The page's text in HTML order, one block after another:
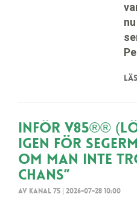
Inför V85®®
igen för
om man inte
chans”
Av Kanal 75 | 2026-07-28 10:00